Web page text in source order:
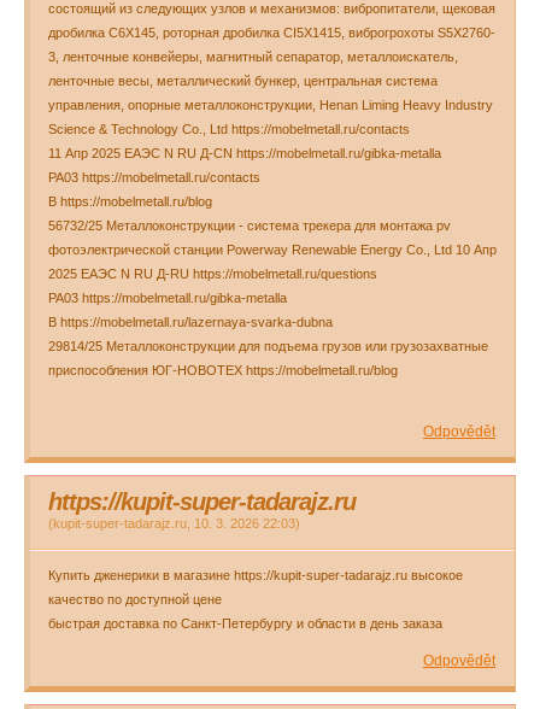
состоящий из следующих узлов и механизмов: вибропитатели, щековая
дробилка C6X145, роторная дробилка CI5X1415, виброгрохоты S5X2760-
3, ленточные конвейеры, магнитный сепаратор, металлоискатель,
ленточные весы, металлический бункер, центральная система
управления, опорные металлоконструкции, Henan Liming Heavy Industry
Science & Technology Co., Ltd https://mobelmetall.ru/contacts
11 Апр 2025 ЕАЭС N RU Д-CN https://mobelmetall.ru/gibka-metalla
РА03 https://mobelmetall.ru/contacts
В https://mobelmetall.ru/blog
56732/25 Металлоконструкции - система трекера для монтажа pv
фотоэлектрической станции Powerway Renewable Energy Co., Ltd 10 Апр
2025 ЕАЭС N RU Д-RU https://mobelmetall.ru/questions
РА03 https://mobelmetall.ru/gibka-metalla
В https://mobelmetall.ru/lazernaya-svarka-dubna
29814/25 Металлоконструкции для подъема грузов или грузозахватные
приспособления ЮГ-НОВОТЕХ https://mobelmetall.ru/blog
Odpovědět
https://kupit-super-tadarajz.ru
(kupit-super-tadarajz.ru 10. 3. 2026 22:03)
Купить дженерики в магазине https://kupit-super-tadarajz.ru высокое
качество по доступной цене
быстрая доставка по Санкт-Петербургу и области в день заказа
Odpovědět